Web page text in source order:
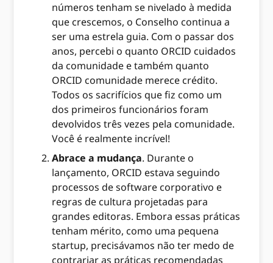
números tenham se nivelado à medida
que crescemos, o Conselho continua a
ser uma estrela guia. Com o passar dos
anos, percebi o quanto ORCID cuidados
da comunidade e também quanto
ORCID comunidade merece crédito.
Todos os sacrifícios que fiz como um
dos primeiros funcionários foram
devolvidos três vezes pela comunidade.
Você é realmente incrível!
Abrace a mudança. Durante o
lançamento, ORCID estava seguindo
processos de software corporativo e
regras de cultura projetadas para
grandes editoras. Embora essas práticas
tenham mérito, como uma pequena
startup, precisávamos não ter medo de
contrariar as práticas recomendadas